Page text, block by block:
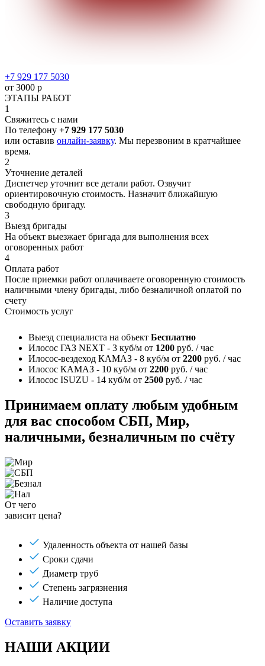
+7 929 177 5030
от 3000 р
ЭТАПЫ РАБОТ
1
Свяжитесь с нами
По телефону +7 929 177 5030
или оставив онлайн-заявку. Мы перезвоним в кратчайшее
время.
2
Уточнение деталей
Диспетчер уточнит все детали работ. Озвучит
ориентировочную стоимость. Назначит ближайшую
свободную бригаду.
3
Выезд бригады
На объект выезжает бригада для выполнения всех
оговоренных работ
4
Оплата работ
После приемки работ оплачиваете оговоренную стоимость
наличными члену бригады, либо безналичной оплатой по
счету
Стоимость услуг
Выезд специалиста на объект Бесплатно
Илосос ГАЗ NEXT - 3 куб/м от 1200 руб. / час
Илосос-вездеход КАМАЗ - 8 куб/м от 2200 руб. / час
Илосос КАМАЗ - 10 куб/м от 2200 руб. / час
Илосос ISUZU - 14 куб/м от 2500 руб. / час
Принимаем оплату любым удобным
для вас способом СБП, Мир,
наличными, безналичным по счёту
От чего
зависит цена?
Удаленность объекта от нашей базы
Сроки сдачи
Диаметр труб
Степень загрязнения
Наличие доступа
Оставить заявку
НАШИ АКЦИИ